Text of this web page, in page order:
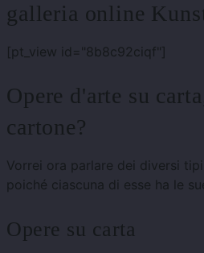
galleria online
[pt_view id="8b8c92ciqf"]
Opere d'arte su
cartone?
Vorrei ora parlare dei diversi
poiché ciascuna di esse ha le
Opere su carta